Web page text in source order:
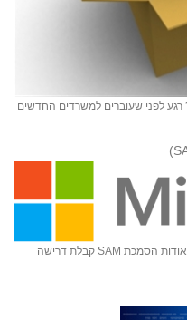
לפני שעוברים למשרדים החדשים
אודות שירות ייצוג וליווי בתהליך הסמכת SAM אודות הסמכת SAM קבלת דרישה